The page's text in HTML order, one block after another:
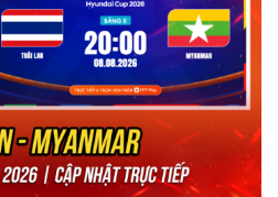
Hạt giống tâm hồn